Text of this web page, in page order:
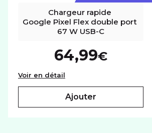
Mémoire utilisateur
Port carte mémoire
PHOTO ET VIDÉO
BATTERIE
Chargeur rapide
Google Pixel Flex double port
67 W USB-C
64,99€
Voir en détail Chargeur rapide
ajouter